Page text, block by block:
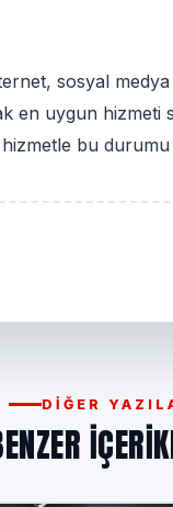
sosyal
en uygun
bu
DIĞER